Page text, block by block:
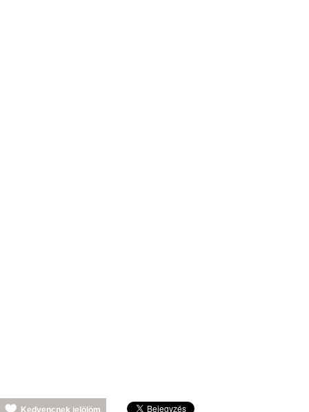
Kedvencnek jelölöm